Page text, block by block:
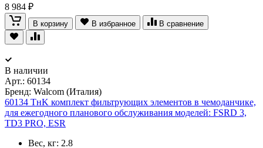
8 984 ₽
В корзину В избранное В сравнение
В наличии
Арт.: 60134
Бренд: Walcom (Италия)
60134 TнK комплект фильтрующих элементов в чемоданчике,
для ежегодного планового обслуживания моделей: FSRD 3,
TD3 PRO, ESR
Вес, кг: 2.8